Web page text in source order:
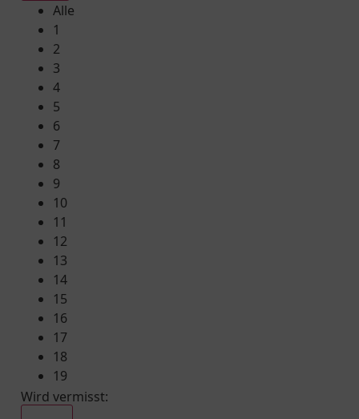
Alle
1
2
3
4
5
6
7
8
9
10
11
12
13
14
15
16
17
18
19
Wird vermisst: